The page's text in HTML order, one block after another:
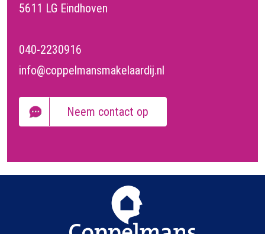
5611 LG Eindhoven
040-2230916
info@coppelmansmakelaardij.nl
Neem contact op